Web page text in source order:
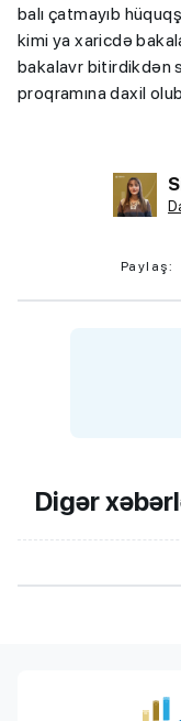
balı çatmayıb
kimi ya xaricdə
bakalavr bitirdikdən
proqramına daxil
Paylaş:
Digər